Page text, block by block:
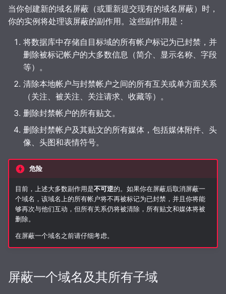
当你创建新的域名屏蔽（或重新提交现有的域名屏蔽）时，
你的实例将处理该屏蔽的副作用。这些副作用是：
将数据库中存储自目标域的所有帐户标记为已封禁，并
删除被标记帐户的大多数信息（简介、显示名称、字段
等）。
清除本地帐户与封禁帐户之间的所有互关或单方面关系
（关注、被关注、关注请求、收藏等）。
删除封禁帐户的所有贴文。
删除封禁帐户及其贴文的所有媒体，包括媒体附件、头
像、头图和表情符号。
危险
目前，上述大多数副作用是不可逆的。如果你在屏蔽后取消屏蔽一
个域名，该域名上的所有帐户将不再被标记为已封禁，并且你将能
够再次与他们互动，但所有关系仍将被清除，所有贴文和媒体将被
删除。
在屏蔽一个域名之前请仔细考虑。
屏蔽一个域名及其所有子域